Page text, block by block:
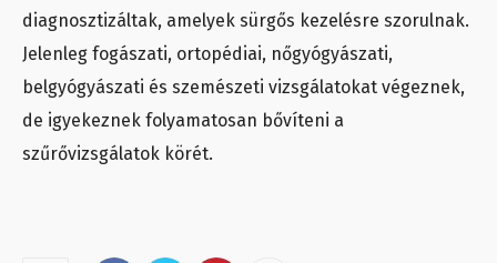
diagnosztizáltak, amelyek sürgős kezelésre szorulnak.
Jelenleg fogászati, ortopédiai, nőgyógyászati,
belgyógyászati és szemészeti vizsgálatokat végeznek,
de igyekeznek folyamatosan bővíteni a
szűrővizsgálatok körét.